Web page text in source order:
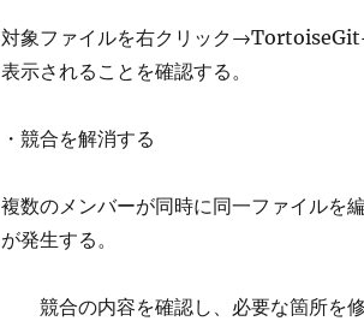
対象ファイルを右クリック
表示されることを確認する。
・競合を解消する
複数のメンバーが同時に同一ファイル
が発生する。
競合の内容を確認し、必要な箇所を修